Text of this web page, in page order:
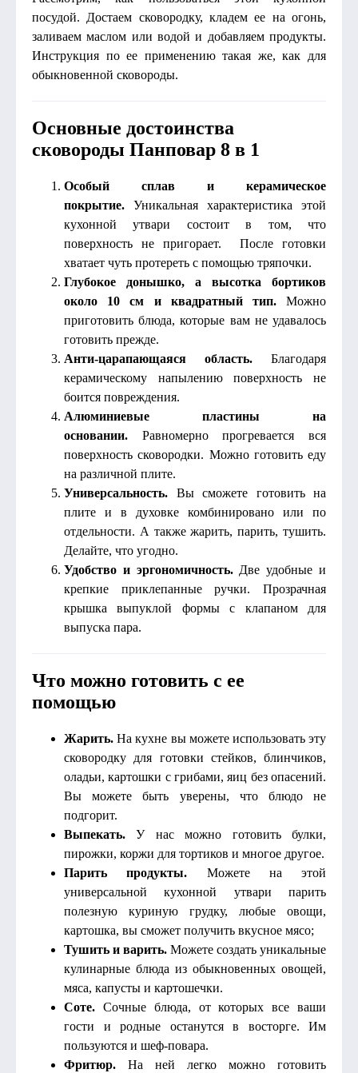
посудой. Достаем сковородку, кладем ее на огонь,
заливаем маслом или водой и добавляем продукты.
Инструкция по ее применению такая же, как для
обыкновенной сковороды.
Основные достоинства
сковороды Панповар 8 в 1
Особый сплав и керамическое
покрытие. Уникальная характеристика этой
кухонной утвари состоит в том, что
поверхность не пригорает. После готовки
хватает чуть протереть с помощью тряпочки.
Глубокое донышко, а высотка бортиков
около 10 см и квадратный тип. Можно
приготовить блюда, которые вам не удавалось
готовить прежде.
Анти-царапающаяся область. Благодаря
керамическому напылению поверхность не
боится повреждения.
Алюминиевые пластины на
основании. Равномерно прогревается вся
поверхность сковородки. Можно готовить еду
на различной плите.
Универсальность. Вы сможете готовить на
плите и в духовке комбинировано или по
отдельности. А также жарить, парить, тушить.
Делайте, что угодно.
Удобство и эргономичность. Две удобные и
крепкие приклепанные ручки. Прозрачная
крышка выпуклой формы с клапаном для
выпуска пара.
Что можно готовить с ее
помощью
Жарить.На кухне вы можете использовать эту
сковородку для готовки стейков, блинчиков,
оладьи, картошки с грибами, яиц без опасений.
Вы можете быть уверены, что блюдо не
подгорит.
Выпекать.У нас можно готовить булки,
пирожки, коржи для тортиков и многое другое.
Парить продукты. Можете на этой
универсальной кухонной утвари парить
полезную куриную грудку, любые овощи,
картошка, вы сможет получить вкусное мясо;
Тушить и варить. Можете создать уникальные
кулинарные блюда из обыкновенных овощей,
мяса, капусты и картошечки.
Соте. Сочные блюда, от которых все ваши
гости и родные останутся в восторге. Им
пользуются и шеф-повара.
Фритюр. На ней легко можно готовить